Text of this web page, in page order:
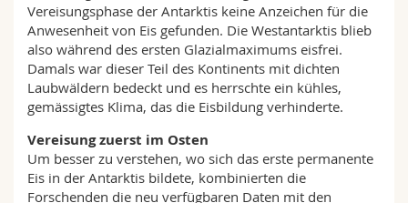
Vereisungsphase der Antarktis keine Anzeichen für die
Anwesenheit von Eis gefunden. Die Westantarktis blieb
also während des ersten Glazialmaximums eisfrei.
Damals war dieser Teil des Kontinents mit dichten
Laubwäldern bedeckt und es herrschte ein kühles,
gemässigtes Klima, das die Eisbildung verhinderte.
Vereisung zuerst im Osten
Um besser zu verstehen, wo sich das erste permanente
Eis in der Antarktis bildete, kombinierten die
Forschenden die neu verfügbaren Daten mit den